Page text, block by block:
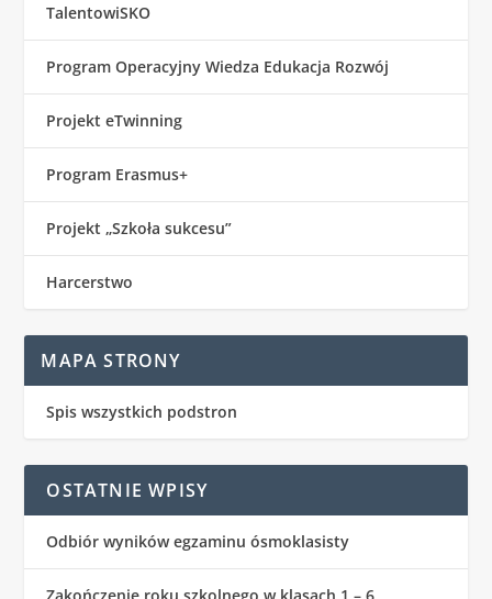
TalentowiSKO
Program Operacyjny Wiedza Edukacja Rozwój
Projekt eTwinning
Program Erasmus+
Projekt „Szkoła sukcesu”
Harcerstwo
MAPA STRONY
Spis wszystkich podstron
OSTATNIE WPISY
Odbiór wyników egzaminu ósmoklasisty
Zakończenie roku szkolnego w klasach 1 – 6